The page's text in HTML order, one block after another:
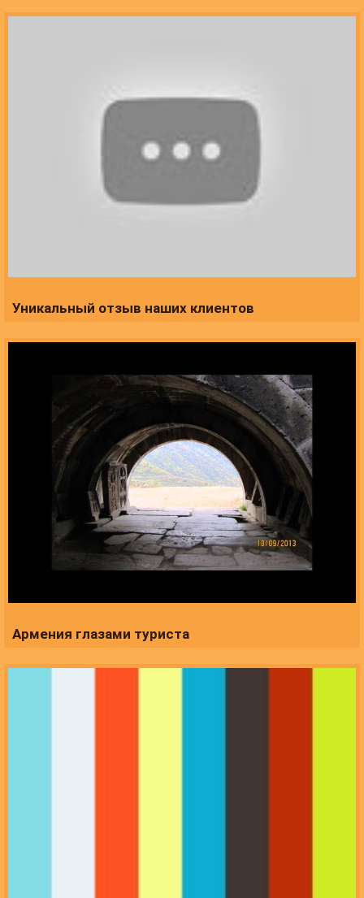
Уникальный отзыв наших клиентов
Армения глазами туриста